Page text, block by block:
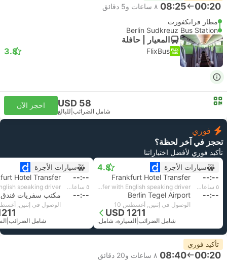
00:20
08:25 ٨ ساعات و‫5 دقائق
مطار فرانكفورت
Berlin Sudkreuz Bus Station
المعيار | حافلة
FlixBus
3.8
USD 58
شامل الضرائب للبالغ
احجز الآن
فوري
تحجز في آخر لحظة؟
تأكيد فوري لأفضل اختياراتنا
سيارات الأجرة
4.8
--:--
Frankfurt Hotel Transfer
٥ ساعات و‫45 دقائق Standard 3pax | Daytrip private transfer with English speaking driver
--:--
Berlin Tegel Airport
الوصول في إثنين, أغسطس 10
USD 1211
شامل الضرائب السيارة، شامل.
سيارات الأجرة
--:--
Hotel Transfer
٥ ساعات و‫45 دقائق
--:-- مكتب سفريات فندق
الوصول في إثنين,
شامل الضرائب
تأكيد فوري
00:20
08:40 ٨ ساعات و‫20 دقائق